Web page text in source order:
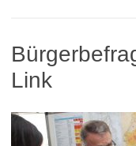
Link